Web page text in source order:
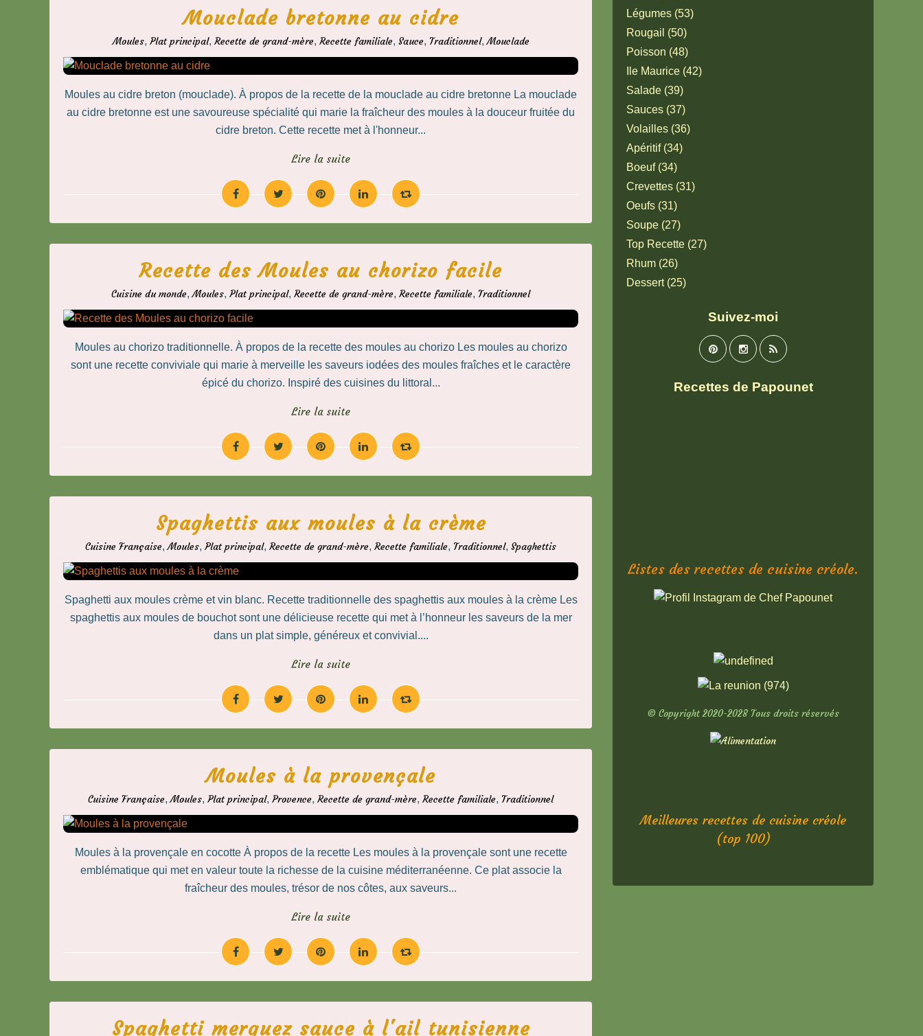
Mouclade bretonne au cidre
Moules, Plat principal, Recette de grand-mère, Recette familiale, Sauce, Traditionnel,Mouclade
Moules au cidre breton (mouclade). À propos de la recette de la mouclade au cidre bretonne La mouclade
au cidre bretonne est une savoureuse spécialité qui marie la fraîcheur des moules à la douceur fruitée du
cidre breton. Cette recette met à l'honneur...
Lire la suite
Recette des Moules au chorizo facile
Cuisine du monde,Moules, Plat principal, Recette de grand-mère, Recette familiale, Traditionnel
Moules au chorizo traditionnelle. À propos de la recette des moules au chorizo Les moules au chorizo
sont une recette conviviale qui marie à merveille les saveurs iodées des moules fraîches et le caractère
épicé du chorizo. Inspiré des cuisines du littoral...
Lire la suite
Spaghettis aux moules à la crème
Cuisine Française,Moules, Plat principal, Recette de grand-mère, Recette familiale, Traditionnel, Spaghettis
Spaghetti aux moules crème et vin blanc. Recette traditionnelle des spaghettis aux moules à la crème Les
spaghettis aux moules de bouchot sont une délicieuse recette qui met à l’honneur les saveurs de la mer
dans un plat simple, généreux et convivial....
Lire la suite
Moules à la provençale
Cuisine Française,Moules, Plat principal, Provence, Recette de grand-mère, Recette familiale, Traditionnel
Moules à la provençale en cocotte À propos de la recette Les moules à la provençale sont une recette
emblématique qui met en valeur toute la richesse de la cuisine méditerranéenne. Ce plat associe la
fraîcheur des moules, trésor de nos côtes, aux saveurs...
Lire la suite
Spaghetti merguez sauce à l'ail tunisienne
Légumes (53)
Rougail (50)
Poisson (48)
Ile Maurice (42)
Salade (39)
Sauces (37)
Volailles (36)
Apéritif (34)
Boeuf (34)
Crevettes (31)
Oeufs (31)
Soupe (27)
Top Recette (27)
Rhum (26)
Dessert (25)
Suivez-moi
Recettes de Papounet
Listes des recettes de cuisine créole.
© Copyright 2020-2028 Tous droits réservés
Meilleures recettes de cuisine créole
(top 100)